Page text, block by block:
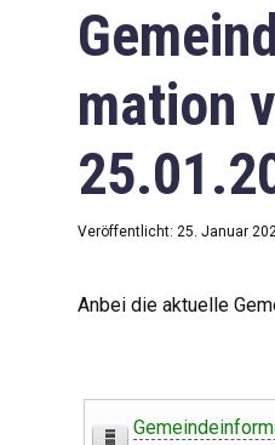
mation
Veröffentlicht: 25. Januar
Anbei die aktuelle